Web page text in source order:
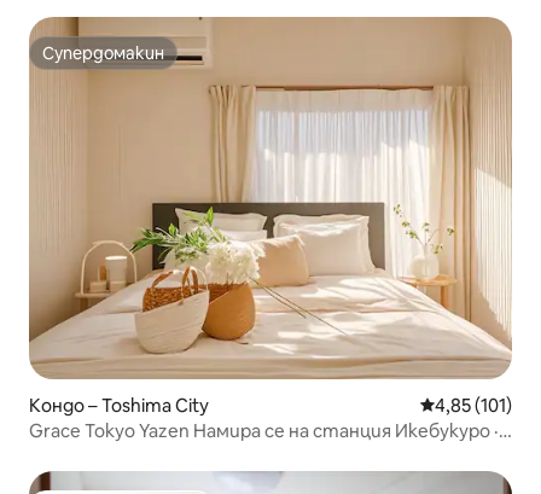
Супердомакин
Супердомакин
Кондо – Toshima City Средна
4,85 (101)
Grace Tokyo Yazen Намира се на станция Икебукуро ·
бърз, подходящ за пътуване и бизнес